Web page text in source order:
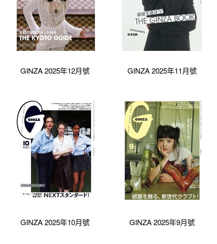
GINZA 2025年12月號 GINZA 2025年11月號
GINZA 2025年10月號 GINZA 2025年9月號